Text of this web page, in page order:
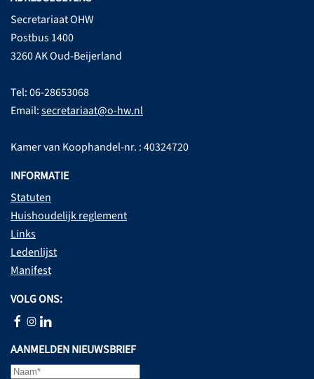
Secretariaat OHW
Postbus 1400
3260 AK Oud-Beijerland
Tel: 06-28653068
Email:secretariaat@o-hw.nl
Kamer van Koophandel-nr. : 40324720
INFORMATIE
Statuten
Huishoudelijk reglement
Links
Ledenlijst
Manifest
VOLG ONS:
AANMELDEN NIEUWSBRIEF